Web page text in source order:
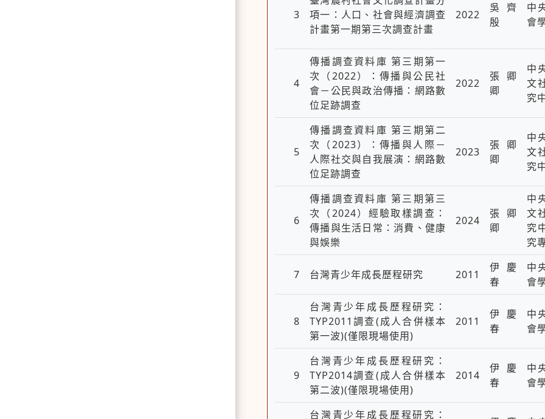
3
項一：人口、社會與經濟調查
計畫第一期第三次調查計畫
2022
吳齊
殷
中
會
4
傳播調查資料庫 第三期第一
次（2022）：傳播與公民社
會－公民與政治傳播：網路數
位足跡調查
2022
張卿
卿
中
文
究
5
傳播調查資料庫 第三期第二
次（2023）：傳播與人際－
人際社交與自我展演：網路數
位足跡調查
2023
張卿
卿
中
文
究
6
傳播調查資料庫 第三期第三
次（2024）經驗取樣調查：
傳播與生活日常：消費、健康
與娛樂
2024
張卿
卿
中
文
究
究
7 台灣青少年成長歷程研究 2011
伊慶
春
中
會
8
台灣青少年成長歷程研究：
TYP2011調查(成人合併樣本
第一波)(僅限現場使用)
2011
伊慶
春
中
會
9
台灣青少年成長歷程研究：
TYP2014調查(成人合併樣本
第二波)(僅限現場使用)
2014
伊慶
春
中
會
台灣青少年成長歷程研究：